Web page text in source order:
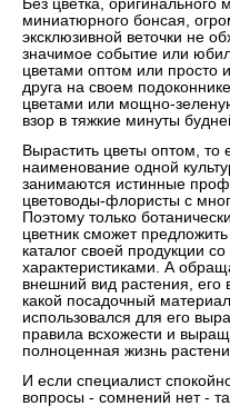
Без цветка, оригинального
миниатюрного бонсая,
эксклюзивной веточки не
значимое событие или
цветами оптом или просто
друга на своем
цветами или мощно-
взор в тяжкие минуты
Вырастить цветы оптом, то
наименование одной
занимаются истинные
цветоводы-флористы с
Поэтому только
цветник сможет
каталог своей продукции
характеристиками. А
внешний вид растения, его
какой посадочный
использовался для его
правила всхожести и
полноценная жизнь
И если специалист
вопросы - сомнений нет -